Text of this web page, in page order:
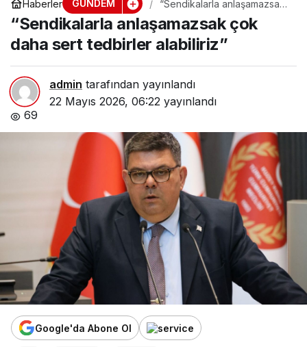
Haberler GÜNDEM
“Sendikalarla anlaşamazsak
çok daha sert tedbirler
alabiliriz”
“Sendikalarla anlaşamazsak çok
daha sert tedbirler alabiliriz”
admin tarafından yayınlandı
22 Mayıs 2026, 06:22 yayınlandı
69
Google'da Abone Ol